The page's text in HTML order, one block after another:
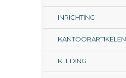
INRICHTING
KANTOORARTIKELEN
KLEDING